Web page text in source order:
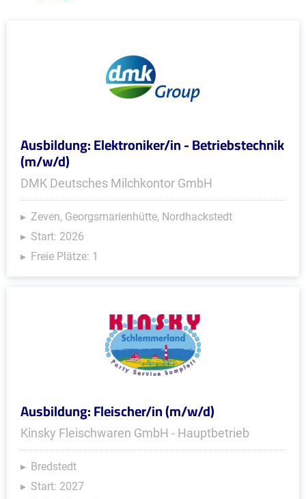
Ausbildung: Elektroniker/in - Betriebstechnik
(m/w/d)
DMK Deutsches Milchkontor GmbH
Zeven, Georgsmarienhütte, Nordhackstedt
Start: 2026
Freie Plätze: 1
Ausbildung: Fleischer/in (m/w/d)
Kinsky Fleischwaren GmbH - Hauptbetrieb
Bredstedt
Start: 2027